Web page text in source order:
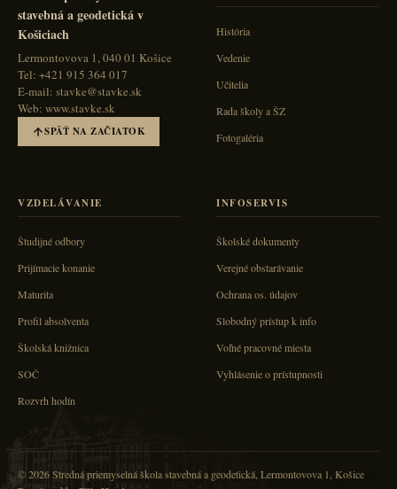
stavebná a geodetická v
Košiciach
Lermontovova 1, 040 01 Košice
Tel: +421 915 364 017
E-mail: stavke@stavke.sk
Web: www.stavke.sk
SPÄŤ NA ZAČIATOK
História
Vedenie
Učitelia
Rada školy a ŠZ
Fotogaléria
VZDELÁVANIE
Študijné odbory
Prijímacie konanie
Maturita
Profil absolventa
Školská knižnica
SOČ
Rozvrh hodín
INFOSERVIS
Školské dokumenty
Verejné obstarávanie
Ochrana os. údajov
Slobodný prístup k info
Voľné pracovné miesta
Vyhlásenie o prístupnosti
© 2026 Stredná priemyselná škola stavebná a geodetická, Lermontovova 1, Košice